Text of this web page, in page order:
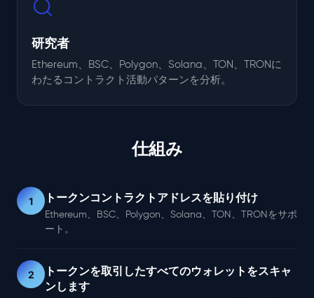
研究者
Ethereum、BSC、Polygon、Solana、TON、TRONに
わたるコントラクト活動パターンを分析。
仕組み
1 トークンコントラクトアドレスを貼り付け
Ethereum、BSC、Polygon、Solana、TON、TRONをサポ
ート。
2
トークンを取引したすべてのウォレットをスキャ
ンします